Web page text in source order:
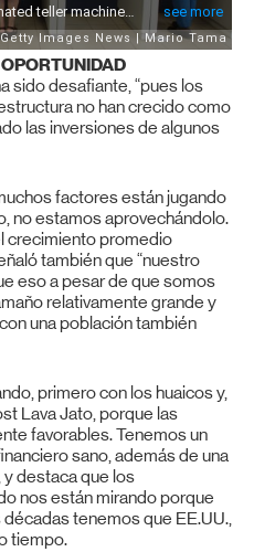
sido desafiante, “pues los
no han crecido como
las inversiones de algunos
factores están jugando
no estamos aprovechándolo.
crecimiento promedio
también que “nuestro
eso a pesar de que somos
relativamente grande y
una población también
primero con los huaicos y,
Lava Jato, porque las
favorables. Tenemos un
sano, además de una
y destaca que los
nos están mirando porque
tenemos que EE.UU.,
tiempo.